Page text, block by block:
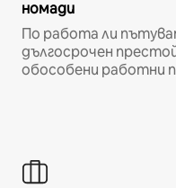
номади
По работа ли
дългосрочен
обособени работни